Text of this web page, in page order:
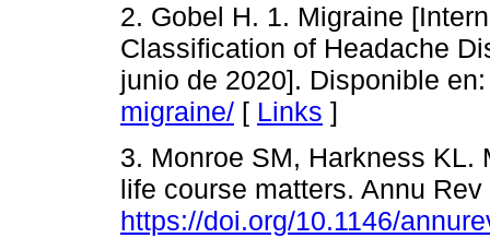
2. Gobel H. 1. Migraine
Classification of Headache
junio de 2020]. Disponible
migraine/ [ Links ]
3. Monroe SM, Harkness KL.
life course matters. Annu
https://doi.org/10.1146/